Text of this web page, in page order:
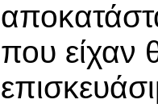
που είχαν